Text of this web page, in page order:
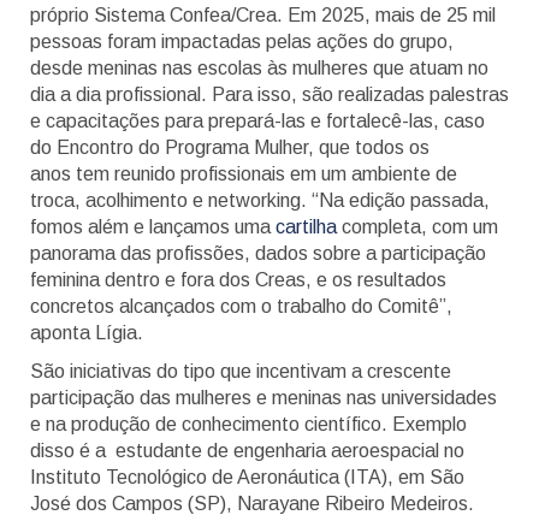
próprio Sistema Confea/Crea. Em 2025, mais de 25 mil
pessoas foram impactadas pelas ações do grupo,
desde meninas nas escolas às mulheres que atuam no
dia a dia profissional. Para isso, são realizadas palestras
e capacitações para prepará-las e fortalecê-las, caso
do Encontro do Programa Mulher, que todos os
anos tem reunido profissionais em um ambiente de
troca, acolhimento e networking. “Na edição passada,
fomos além e lançamos uma cartilha completa, com um
panorama das profissões, dados sobre a participação
feminina dentro e fora dos Creas, e os resultados
concretos alcançados com o trabalho do Comitê”,
aponta Lígia.
São iniciativas do tipo que incentivam a crescente
participação das mulheres e meninas nas universidades
e na produção de conhecimento científico. Exemplo
disso é a estudante de engenharia aeroespacial no
nstituto Tecnológico de Aeronáutica (ITA), em São
José dos Campos (SP), Narayane Ribeiro Medeiros.